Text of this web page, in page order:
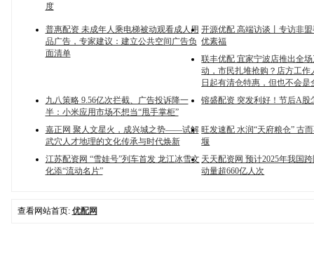
度
普惠配资 未成年人乘电梯被动观看成人用
品广告，专家建议：建立公共空间广告负
面清单
开源优配 高端访谈丨专访非
优素福
联丰优配 宜家宁波店推出全
动，市民扎堆抢购？店方工作
日起有清仓特惠，但也不会是
九八策略 9.56亿次拦截、广告投诉降一
半：小米应用市场不想当“甩手掌柜”
镕盛配资 突发利好！节后A股
嘉正网 聚人文星火，成兴城之势——试解
武穴人才地理的文化传承与时代焕新
旺发速配 水润“天府粮仓” 古
堰
江苏配资网 “雪娃号”列车首发 龙江冰雪文
化添“流动名片”
天天配资网 预计2025年我国
动量超660亿人次
查看网站首页: 优配网